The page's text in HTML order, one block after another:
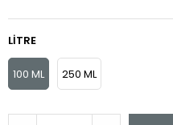
LITRE
100 ML 250 ML